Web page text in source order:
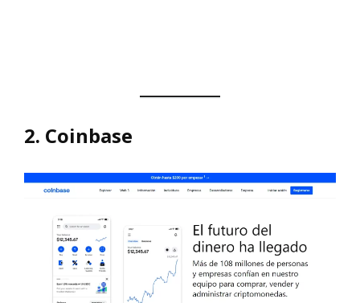
2. Coinbase